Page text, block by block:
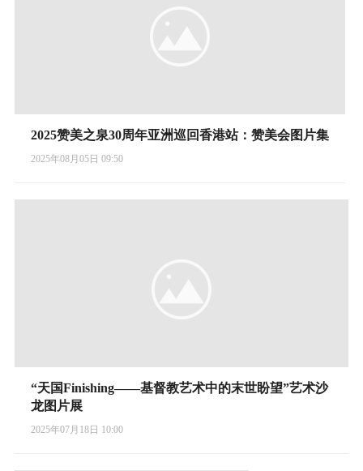
2025赞美之泉30周年亚洲巡回香港站：赞美会图片集
2025年08月05日 09:50
“天国Finishing——基督教艺术中的末世盼望”艺术沙
龙图片展
2025年07月18日 10:00